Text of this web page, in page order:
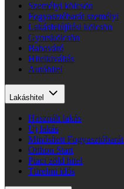
Személyi kölcsön
Fogyasztóbarát személyi
Lakásfelújítási kölcsön
Gyorskölcsön
Babaváró
Hitelkiváltás
Autóhitel
Lakáshitel
Használt lakás
Új lakás
Minősített Fogyasztóbarát
Otthon Start
Piaci zöld hitel
Türelmi idős